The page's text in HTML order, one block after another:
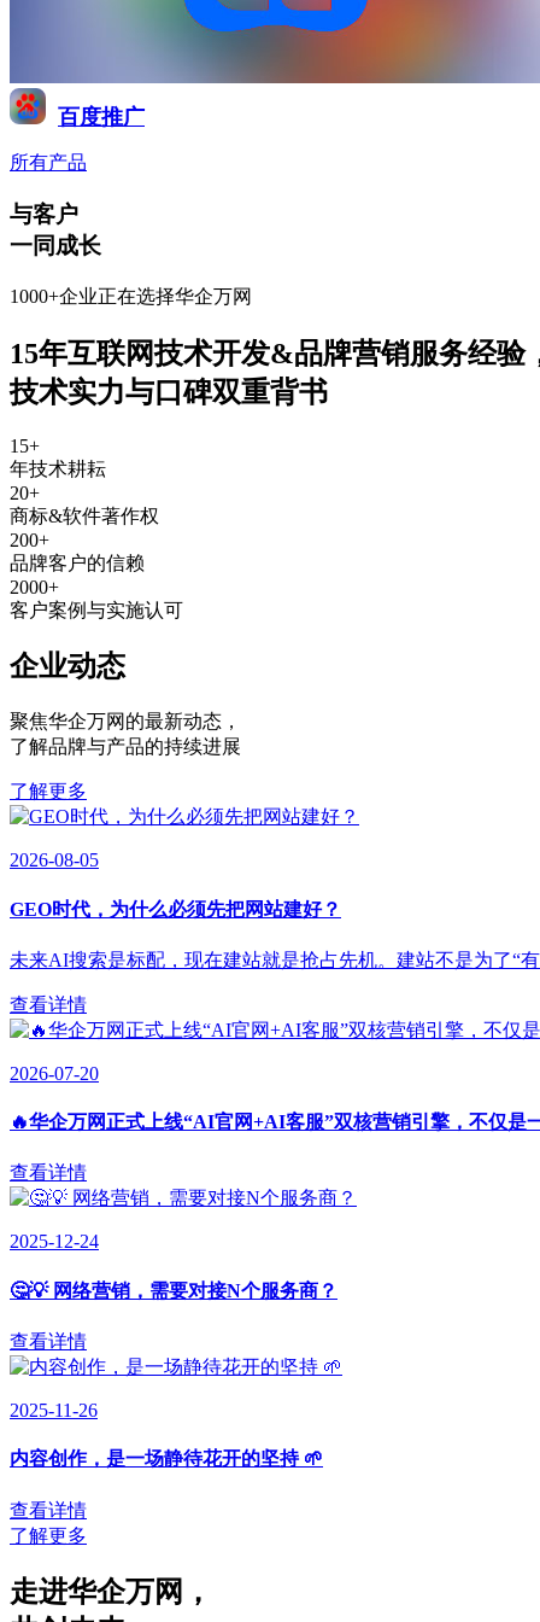
百度推广
所有产品
与客户
一同成长
1000+企业正在选择华企万网
15年互联网技术开发&品牌营销服务经验
技术实力与口碑双重背书
15+
年技术耕耘
20+
商标&软件著作权
200+
品牌客户的信赖
2000+
客户案例与实施认可
企业动态
聚焦华企万网的最新动态 ，
了解品牌与产品的持续进展
了解更多
2026-08-05
GEO时代，为什么必须先把网站建好？
未来AI搜索是标配，现在建站就是抢占先机。建站不是为了“
查看详情
2026-07-20
🔥华企万网正式上线“AI官网+AI客服”双核营销引擎，不仅是
查看详情
2025-12-24
🤔💡 网络营销，需要对接N个服务商？
查看详情
2025-11-26
内容创作，是一场静待花开的坚持 🌱
查看详情
了解更多
走进华企万网 ，